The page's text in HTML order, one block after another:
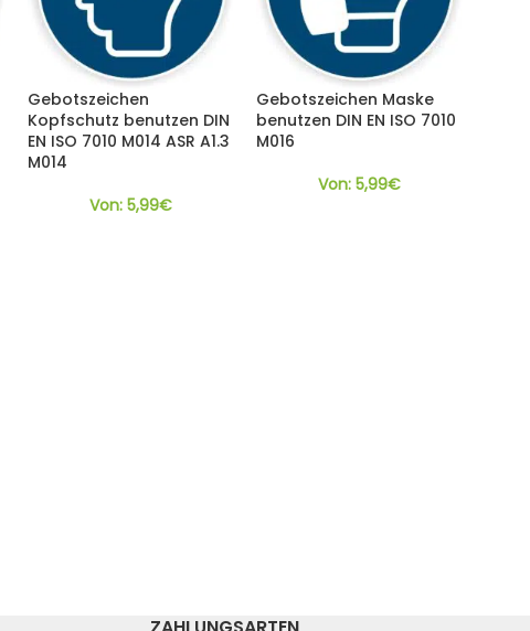
Gebotszeichen
Kopfschutz benutzen DIN
EN ISO 7010 M014 ASR A1.3
M014
Von: 5,99€
Gebotszeichen Maske
benutzen DIN EN ISO 7010
M016
Von: 5,99€